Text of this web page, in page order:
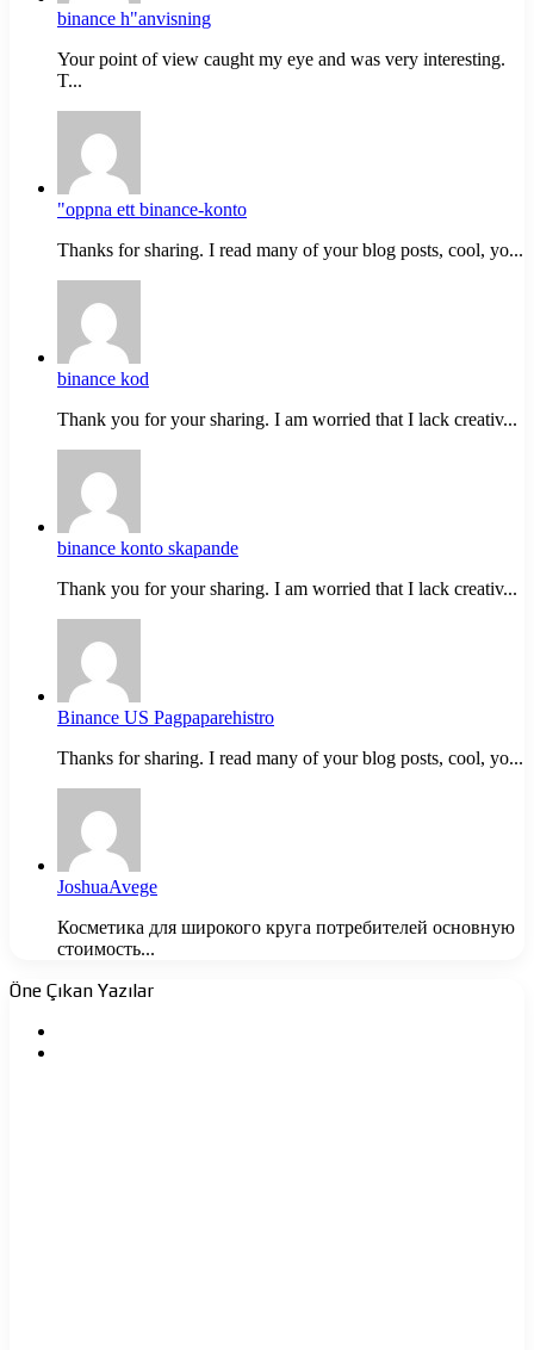
binance h"anvisning
Your point of view caught my eye and was very interesting.
T...
"oppna ett binance-konto
Thanks for sharing. I read many of your blog posts, cool, yo...
binance kod
Thank you for your sharing. I am worried that I lack creativ...
binance konto skapande
Thank you for your sharing. I am worried that I lack creativ...
Binance US Pagpaparehistro
Thanks for sharing. I read many of your blog posts, cool, yo...
JoshuaAvege
Косметика для широкого круга потребителей основную
стоимость...
Öne Çıkan Yazılar